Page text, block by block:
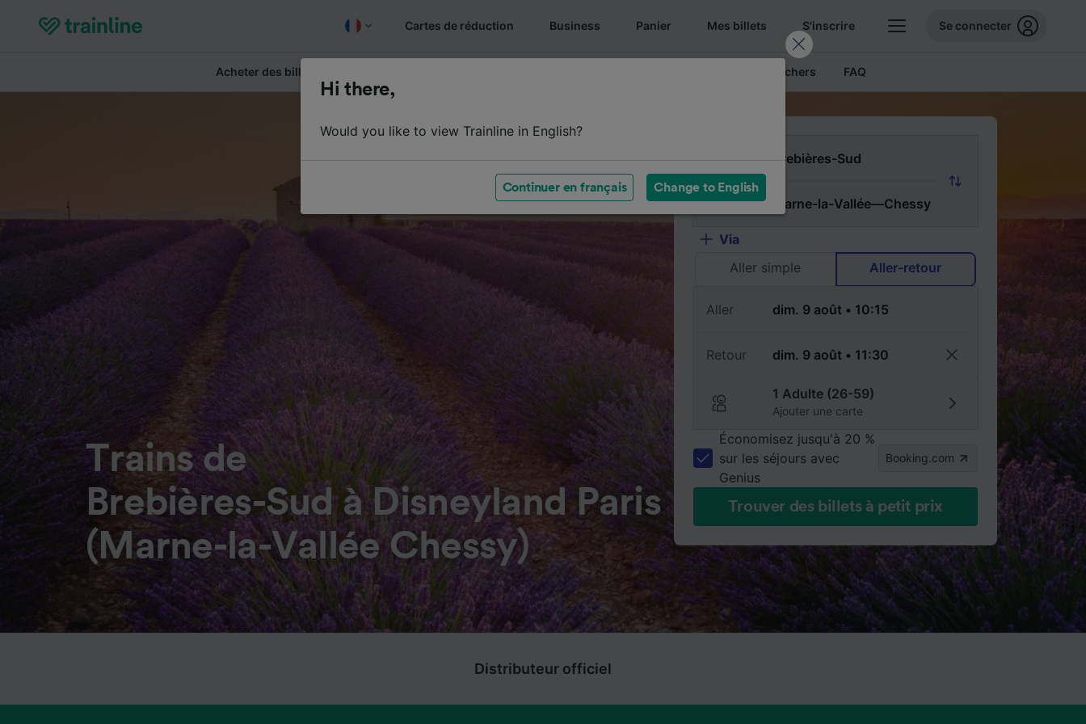
Cartes de réduction Business Panier Mes billets S'inscrire Se connecter
Acheter des billets Billets pas chers FAQ
Trains de
Brebières-Sud à Disneyland Paris
(Marne-la-Vallée Chessy)
De
À
Via
Aller simple
Aller-retour
Aller
Retour
1 Adulte (26-59)
Ajouter une carte
Économisez jusqu'à 20 %
sur les séjours avec
Genius
Booking.com
Trouver des billets à petit prix
Distributeur officiel
Hi there,
Would you like to view Trainline in English?
Continuer en français Change to English